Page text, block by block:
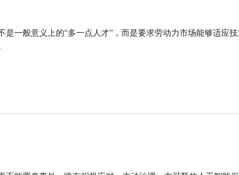
一般意义上的“多一点人才”，而是要求劳动力市场能够适应